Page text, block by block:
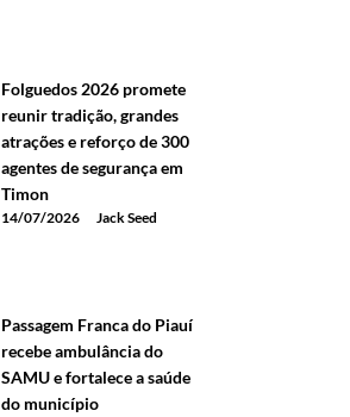
Folguedos 2026 promete
reunir tradição, grandes
atrações e reforço de 300
agentes de segurança em
Timon
14/07/2026 Jack Seed
Passagem Franca do Piauí
recebe ambulância do
SAMU e fortalece a saúde
do município